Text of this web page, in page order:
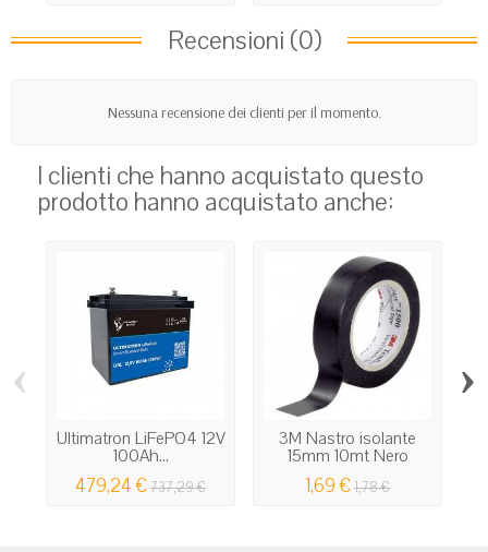
Recensioni (0)
Nessuna recensione dei clienti per il momento.
I clienti che hanno acquistato questo
prodotto hanno acquistato anche:
Ultimatron LiFePO4 12V
100Ah...
479,24 €737,29 €
3M Nastro isolante
15mm 10mt Nero
1,69 €1,78 €
‹ ›